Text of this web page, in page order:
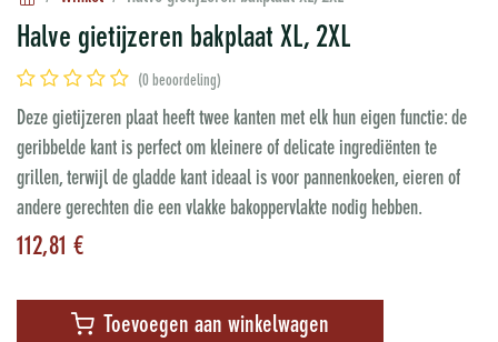
Halve gietijzeren bakplaat XL, 2XL
(0 beoordeling)
Deze gietijzeren plaat heeft twee kanten met elk hun eigen functie: de
geribbelde kant is perfect om kleinere of delicate ingrediënten te
grillen, terwijl de gladde kant ideaal is voor pannenkoeken, eieren of
andere gerechten die een vlakke bakoppervlakte nodig hebben.
112,81 €
Toevoegen aan winkelwagen